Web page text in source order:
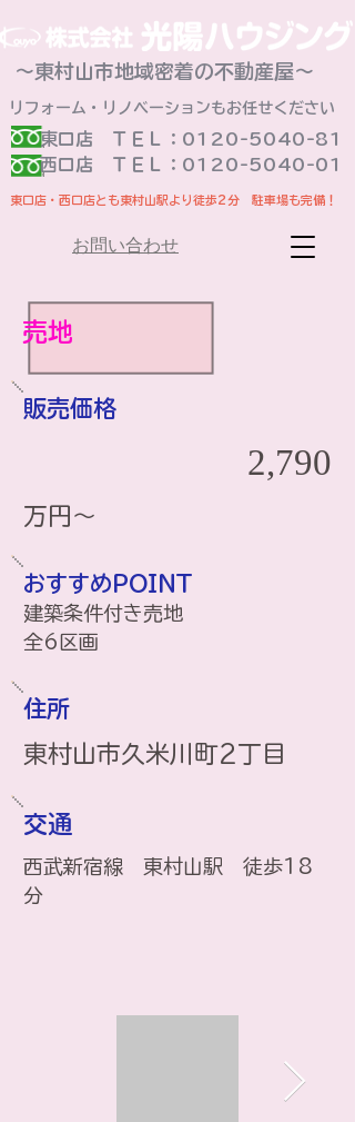
お問い合わせ
～東村山市地域密着の不動産屋～
東口店 ＴＥＬ：0120-5040-81
​西口店 ＴＥＬ：0120-5040-01
リフォーム・リノベーションもお任せください
東口店・西口店とも東村山駅より徒歩2分 駐車場も完備！
売地
販売価格
2,790
万円～
おすすめPOINT
建築条件付き売地
​全6区画
住所
​東村山市久米川町2丁目
交通
西武新宿線 東村山駅 徒歩18
分